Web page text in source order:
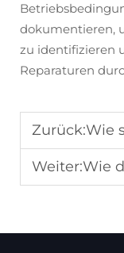
dokumentieren,
zu identifizieren
Reparaturen
Zurück:Wie
Weiter:Wie die